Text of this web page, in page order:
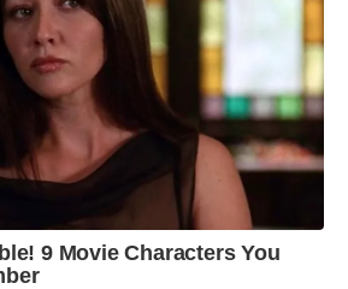
9 Movie Characters You